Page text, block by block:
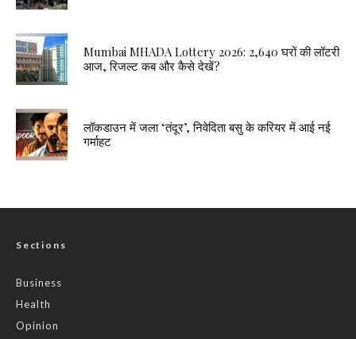
Mumbai MHADA Lottery 2026: 2,640 घरों की लॉटरी
आज, रिजल्ट कब और कैसे देखें?
लॉकडाउन में जला ‘तंदूर’, निवेदिता बसु के करियर में आई नई
गर्माहट
Sections
Business
Health
Opinion